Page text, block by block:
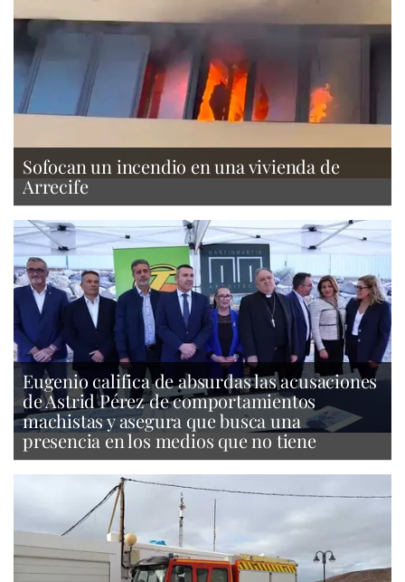
Sofocan un incendio en una vivienda de
Arrecife
Eugenio califica de absurdas las acusaciones
de Astrid Pérez de comportamientos
machistas y asegura que busca una
presencia en los medios que no tiene